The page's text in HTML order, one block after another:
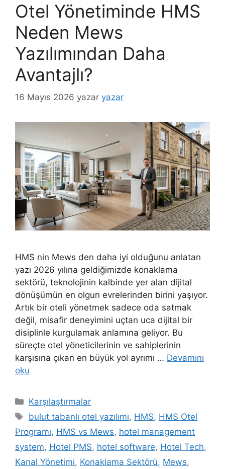
Otel Yönetiminde HMS
Neden Mews
Yazılımından Daha
Avantajlı?
16 Mayıs 2026 yazar yazar
HMS nin Mews den daha iyi olduğunu anlatan
yazı 2026 yılına geldiğimizde konaklama
sektörü, teknolojinin kalbinde yer alan dijital
dönüşümün en olgun evrelerinden birini yaşıyor.
Artık bir oteli yönetmek sadece oda satmak
değil, misafir deneyimini uçtan uca dijital bir
disiplinle kurgulamak anlamına geliyor. Bu
süreçte otel yöneticilerinin ve sahiplerinin
karşısına çıkan en büyük yol ayrımı … Devamını
oku
Kategoriler
Karşılaştırmalar
Etiketler
bulut tabanlı otel yazılımı, HMS, HMS Otel
Programı, HMS vs Mews, hotel management
system, Hotel PMS, hotel software, Hotel Tech,
Kanal Yönetimi, Konaklama Sektörü, Mews,